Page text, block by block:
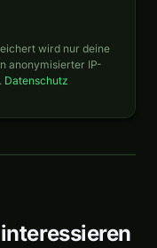
wird nur deine
anonymisierter IP-
Datenschutz